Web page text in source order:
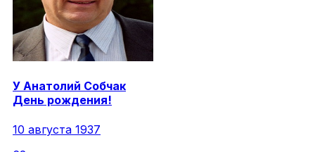
У Анатолий Собчак
День рождения!
10 августа 1937